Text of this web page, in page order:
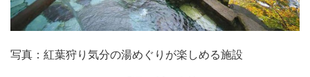
写真：紅葉狩り気分の湯めぐりが楽しめる施設